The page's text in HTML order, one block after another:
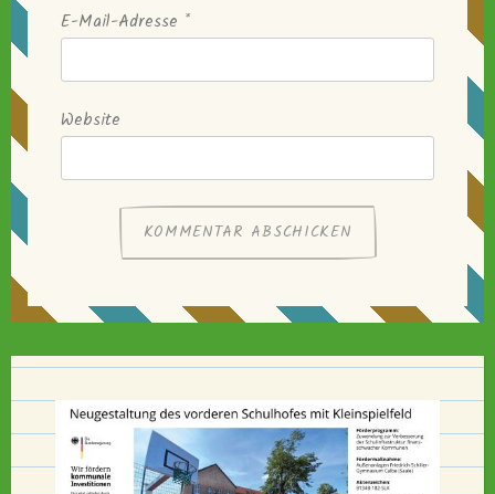
E-Mail-Adresse *
Website